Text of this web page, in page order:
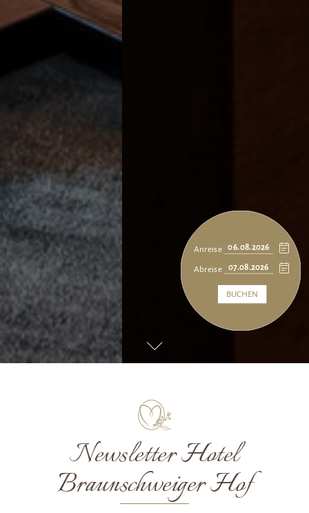
Anreise
Abreise
BUCHEN
Newsletter Hotel
Braunschweiger Hof